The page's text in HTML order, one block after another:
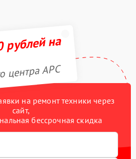
на
центра APC
на ремонт техники через
сайт,
бессрочная скидка